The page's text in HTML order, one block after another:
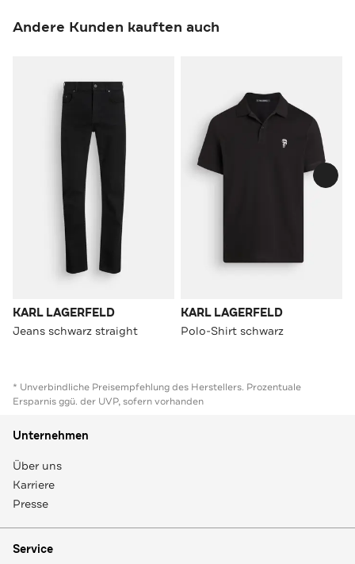
Andere Kunden kauften auch
KARL LAGERFELD
Jeans schwarz straight
KARL LAGERFELD
Polo-Shirt schwarz
* Unverbindliche Preisempfehlung des Herstellers. Prozentuale
Ersparnis ggü. der UVP, sofern vorhanden
Unternehmen
Über uns
Karriere
Presse
Service